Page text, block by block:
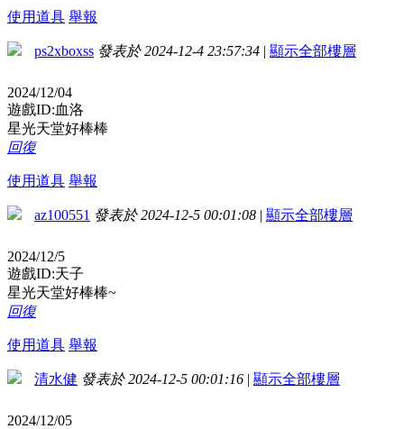
使用道具 舉報
ps2xboxss 發表於 2024-12-4 23:57:34 | 顯示全部樓層
2024/12/04
遊戲ID:血洛
星光天堂好棒棒
回復
使用道具 舉報
az100551 發表於 2024-12-5 00:01:08 | 顯示全部樓層
2024/12/5
遊戲ID:天子
星光天堂好棒棒~
回復
使用道具 舉報
清水健 發表於 2024-12-5 00:01:16 | 顯示全部樓層
2024/12/05